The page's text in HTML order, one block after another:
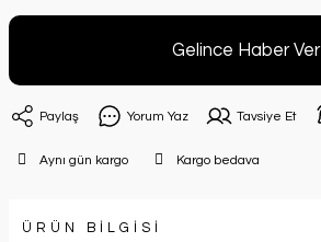
Gelince Haber Ver
Paylaş Yorum Yaz Tavsiye Et
Aynı gün kargo Kargo bedava
ÜRÜN BİLGİSİ